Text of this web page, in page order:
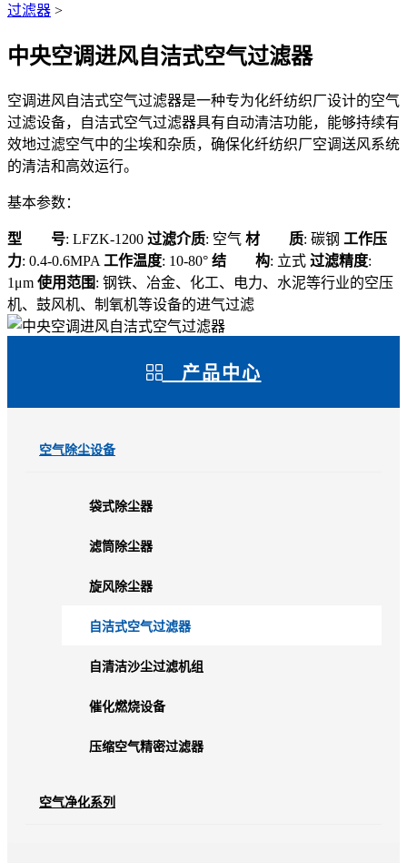
过滤器 >
中央空调进风自洁式空气过滤器
空调进风自洁式空气过滤器是一种专为化纤纺织厂设计的空气
过滤设备，自洁式空气过滤器具有自动清洁功能，能够持续有
效地过滤空气中的尘埃和杂质，确保化纤纺织厂空调送风系统
的清洁和高效运行。
基本参数：
型 号: LFZK-1200 过滤介质: 空气 材 质: 碳钢 工作压
力: 0.4-0.6MPA 工作温度: 10-80° 结 构: 立式 过滤精度:
1μm 使用范围: 钢铁、冶金、化工、电力、水泥等行业的空压
机、鼓风机、制氧机等设备的进气过滤
产品中心
空气除尘设备
袋式除尘器
滤筒除尘器
旋风除尘器
自洁式空气过滤器
自清洁沙尘过滤机组
催化燃烧设备
压缩空气精密过滤器
空气净化系列